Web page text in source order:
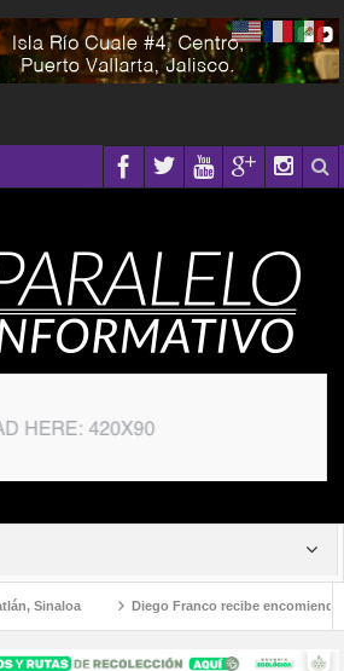
Diego Franco recibe encomienda de
a Violeta y Melissa; viajaron a Puerto Vallarta